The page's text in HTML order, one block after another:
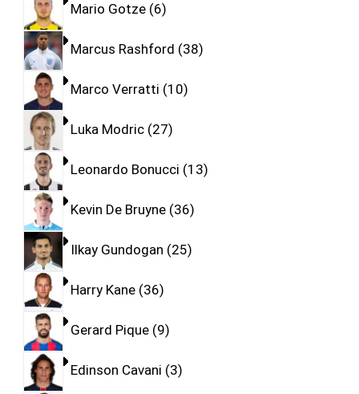
Mario Gotze 6
Marcus Rashford 38
Marco Verratti 10
Luka Modric 27
Leonardo Bonucci 13
Kevin De Bruyne 36
Ilkay Gundogan 25
Harry Kane 36
Gerard Pique 9
Edinson Cavani 3